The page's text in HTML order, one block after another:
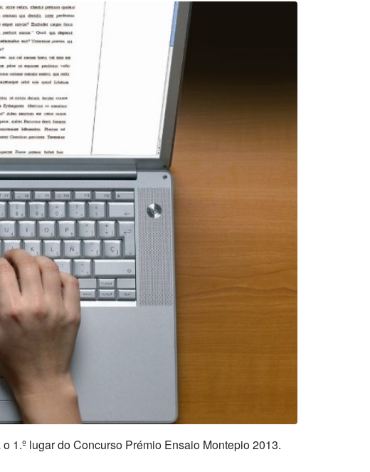
1.º lugar do Concurso Prémio Ensaio Montepio 2013.